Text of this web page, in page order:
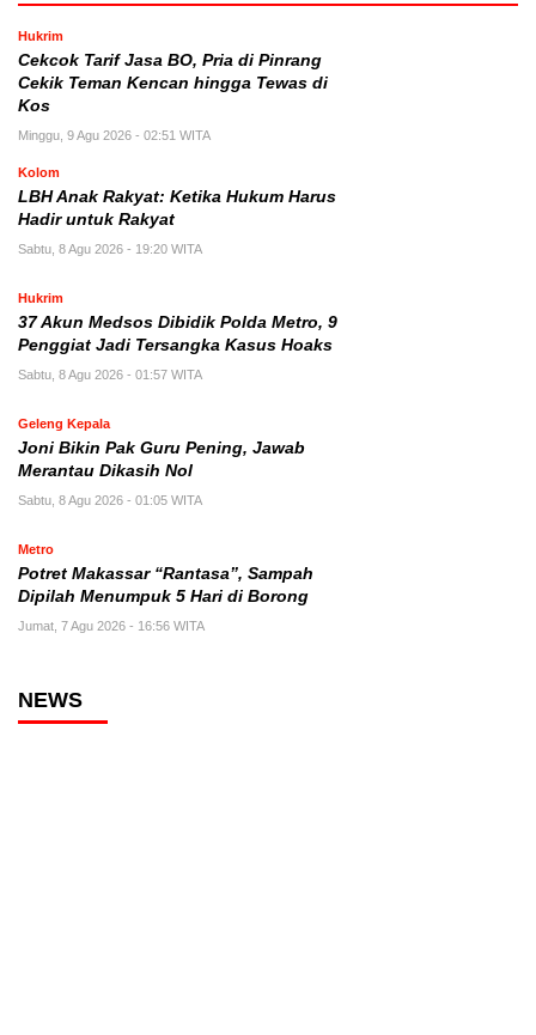
Hukrim
Cekcok Tarif Jasa BO, Pria di Pinrang
Cekik Teman Kencan hingga Tewas di
Kos
Minggu, 9 Agu 2026 - 02:51 WITA
Kolom
LBH Anak Rakyat: Ketika Hukum Harus
Hadir untuk Rakyat
Sabtu, 8 Agu 2026 - 19:20 WITA
Hukrim
37 Akun Medsos Dibidik Polda Metro, 9
Penggiat Jadi Tersangka Kasus Hoaks
Sabtu, 8 Agu 2026 - 01:57 WITA
Geleng Kepala
Joni Bikin Pak Guru Pening, Jawab
Merantau Dikasih Nol
Sabtu, 8 Agu 2026 - 01:05 WITA
Metro
Potret Makassar “Rantasa”, Sampah
Dipilah Menumpuk 5 Hari di Borong
Jumat, 7 Agu 2026 - 16:56 WITA
NEWS